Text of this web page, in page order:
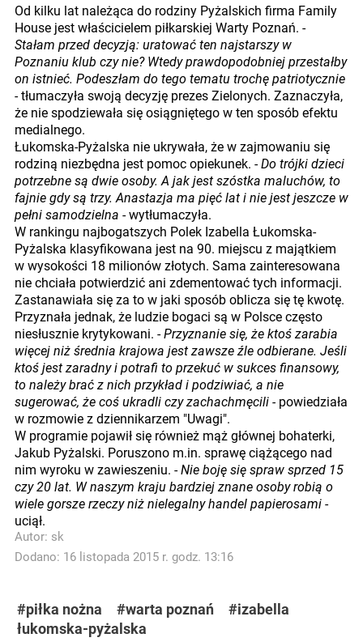
Od kilku lat należąca do rodziny Pyżalskich firma Family
House jest właścicielem piłkarskiej Warty Poznań. -
Stałam przed decyzją: uratować ten najstarszy w
Poznaniu klub czy nie? Wtedy prawdopodobniej przestałby
on istnieć. Podeszłam do tego tematu trochę patriotycznie
- tłumaczyła swoją decyzję prezes Zielonych. Zaznaczyła,
że nie spodziewała się osiągniętego w ten sposób efektu
medialnego.
Łukomska-Pyżalska nie ukrywała, że w zajmowaniu się
rodziną niezbędna jest pomoc opiekunek. -Do trójki dzieci
potrzebne są dwie osoby. A jak jest szóstka maluchów, to
fajnie gdy są trzy. Anastazja ma pięć lat i nie jest jeszcze w
pełni samodzielna - wytłumaczyła.
W rankingu najbogatszych Polek Izabella Łukomska-
Pyżalska klasyfikowana jest na 90. miejscu z majątkiem
w wysokości 18 milionów złotych. Sama zainteresowana
nie chciała potwierdzić ani zdementować tych informacji.
Zastanawiała się za to w jaki sposób oblicza się tę kwotę.
Przyznała jednak, że ludzie bogaci są w Polsce często
niesłusznie krytykowani. -Przyznanie się, że ktoś zarabia
więcej niż średnia krajowa jest zawsze źle odbierane. Jeśli
ktoś jest zaradny i potrafi to przekuć w sukces finansowy,
to należy brać z nich przykład i podziwiać, a nie
sugerować, że coś ukradli czy zachachmęcili - powiedziała
w rozmowie z dziennikarzem "Uwagi".
W programie pojawił się również mąż głównej bohaterki,
Jakub Pyżalski. Poruszono m.in. sprawę ciążącego nad
nim wyroku w zawieszeniu. -Nie boję się spraw sprzed 15
czy 20 lat. W naszym kraju bardziej znane osoby robią o
wiele gorsze rzeczy niż nielegalny handel papierosami-
uciął.
Autor: sk
Dodano: 16 listopada 2015 r. godz. 13:16
#piłka nożna #warta poznań
#izabella
łukomska-pyżalska